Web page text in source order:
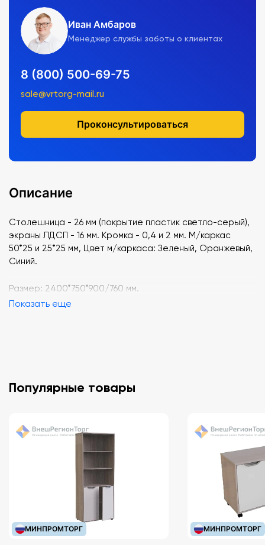
Иван Амбаров
Менеджер службы заботы о клиентах
8 (800) 500-69-75
sale@vrtorg-mail.ru
Проконсультироваться
Описание
Столешница - 26 мм (покрытие пластик светло-серый),
экраны ЛДСП - 16 мм. Кромка - 0,4 и 2 мм. М/каркас
50*25 и 25*25 мм, Цвет м/каркаса: Зеленый, Оранжевый,
Синий.
Размер: 2400*750*900/760 мм.
Показать еще
Популярные товары
МИНПРОМТОРГ МИНПРОМТОРГ